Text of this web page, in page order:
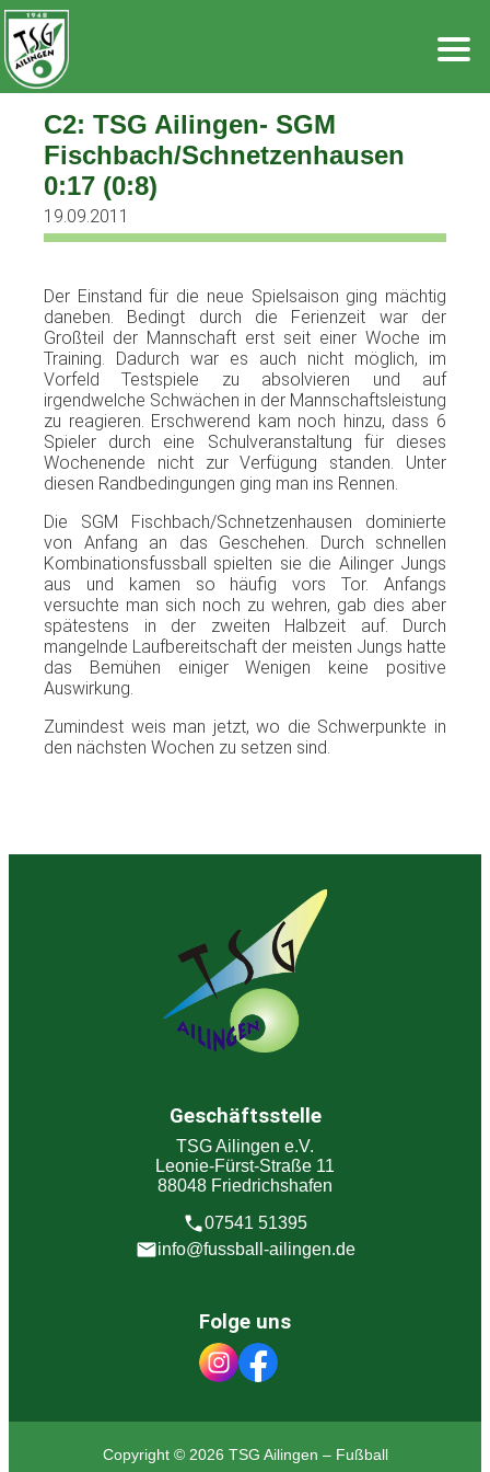
Zum
Inhalt
springen
C2: TSG Ailingen- SGM
Fischbach/Schnetzenhausen
0:17 (0:8)
19.09.2011
Der Einstand für die neue Spielsaison ging mächtig
daneben. Bedingt durch die Ferienzeit war der
Großteil der Mannschaft erst seit einer Woche im
Training. Dadurch war es auch nicht möglich, im
Vorfeld
Testspiele zu absolvieren und auf
irgendwelche Schwächen in der Mannschaftsleistung
zu reagieren. Erschwerend kam noch hinzu, dass 6
Spieler
durch eine Schulveranstaltung für
dieses
Wochenende
nicht zur Verfügung standen. Unter
diesen Randbedingungen ging man ins Rennen.
Die SGM Fischbach/Schnetzenhausen
dominierte
von Anfang an das Geschehen. Durch
schnellen
Kombinationsfussball spielten sie die Ailinger Jungs
aus und kamen so häufig vors Tor.Anfangs
versuchte man sich noch zu wehren, gab dies aber
spätestens in der zweiten Halbzeit auf. Durch
mangelnde Laufbereitschaft der meisten Jungs hatte
das
Bemühen einiger Wenigen keine positive
Auswirkung.
Zumindest weis man jetzt,wo die Schwerpunkte in
den nächsten Wochen zu setzen sind.
Geschäftsstelle
TSG Ailingen e.V.
Leonie-Fürst-Straße 11
88048 Friedrichshafen
07541 51395
info@fussball-ailingen.de
Folge uns
Copyright © 2026 TSG Ailingen – Fußball